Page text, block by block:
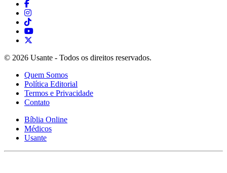
© 2026 Usante - Todos os direitos reservados.
Quem Somos
Política Editorial
Termos e Privacidade
Contato
Bíblia Online
Médicos
Usante